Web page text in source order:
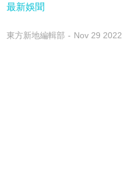
最新娛聞
東方新地編輯部 Nov 29 2022